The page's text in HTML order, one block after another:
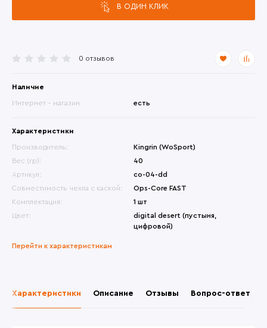
0 отзывов
Наличие
Интернет - магазин есть
Характеристики
Производитель:
Kingrin (WoSport)
Вес (гр):
40
Артикул:
co-04-dd
Совместимость чехла с каской:
Ops-Core FAST
Комплектация:
1 шт
Цвет:
digital desert (пустыня,
цифровой)
Перейти к характеристикам
В ОДИН КЛИК
Характеристики Описание Отзывы Вопрос-ответ